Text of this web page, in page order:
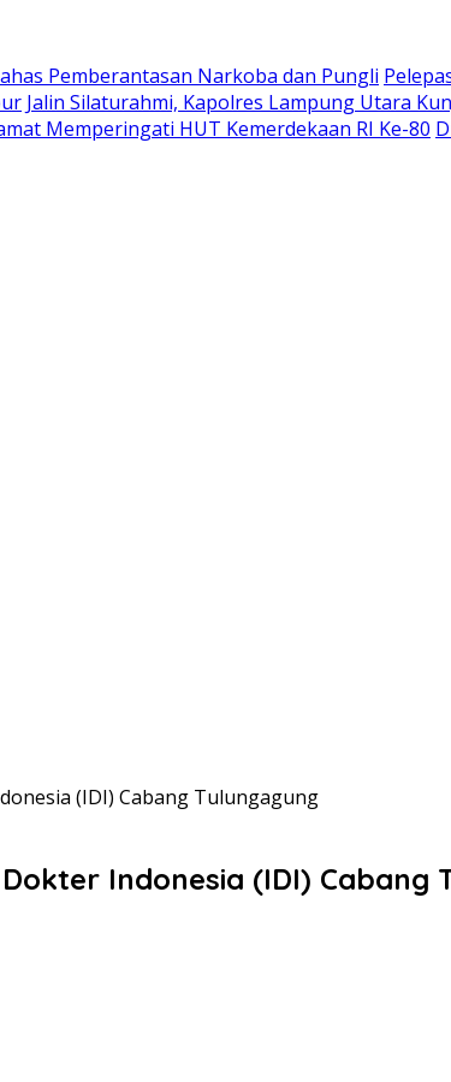
Pemberantasan Narkoba dan Pungli
Jalin Silaturahmi, Kapolres Lampung Utara
Memperingati HUT Kemerdekaan RI Ke-80
(IDI) Cabang Tulungagung
Indonesia (IDI) Cabang